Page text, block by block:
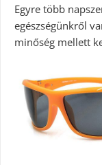
Egyre több
egészségünkről
minőség mellett